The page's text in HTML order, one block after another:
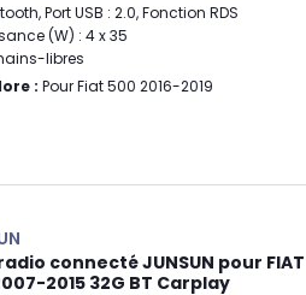
Port USB : 2.0, Fonction RDS
(W) : 4 x 35
libres
: Pour Fiat 500 2016-2019
connecté JUNSUN pour FIAT
2015 32G BT Carplay